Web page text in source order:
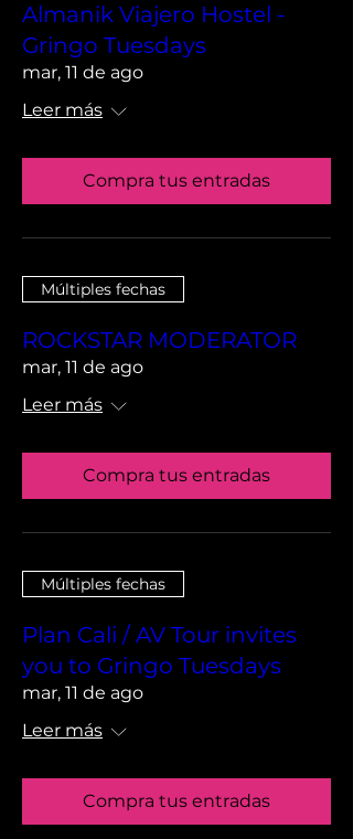
Almanik Viajero Hostel -
Gringo Tuesdays
mar, 11 de ago
Leer más
Compra tus entradas
Múltiples fechas
ROCKSTAR MODERATOR
mar, 11 de ago
Leer más
Compra tus entradas
Múltiples fechas
Plan Cali / AV Tour invites
you to Gringo Tuesdays
mar, 11 de ago
Leer más
Compra tus entradas